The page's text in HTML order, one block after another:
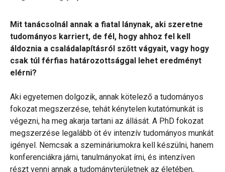
Mit tanácsolnál annak a fiatal lánynak, aki szeretne
tudományos karriert, de fél, hogy ahhoz fel kell
áldoznia a családalapításról szőtt vágyait, vagy hogy
csak túl férfias határozottsággal lehet eredményt
elérni?
Aki egyetemen dolgozik, annak kötelező a tudományos
fokozat megszerzése, tehát kénytelen kutatómunkát is
végezni, ha meg akarja tartani az állását. A PhD fokozat
megszerzése legalább öt év intenzív tudományos munkát
igényel. Nemcsak a szemináriumokra kell készülni, hanem
konferenciákra járni, tanulmányokat írni, és intenzíven
részt venni annak a tudományterületnek az életében,